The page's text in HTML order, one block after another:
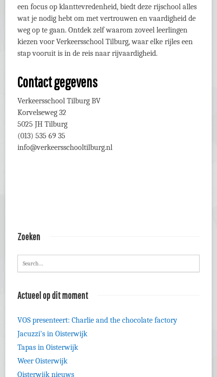
een focus op klanttevredenheid, biedt deze rijschool alles
wat je nodig hebt om met vertrouwen en vaardigheid de
weg op te gaan. Ontdek zelf waarom zoveel leerlingen
kiezen voor Verkeersschool Tilburg, waar elke rijles een
stap vooruit is in de reis naar rijvaardigheid.
Contact gegevens
Verkeersschool Tilburg BV
Korvelseweg 32
5025 JH Tilburg
(013) 535 69 35
info@verkeersschooltilburg.nl
Zoeken
Actueel op dit moment
VOS presenteert: Charlie and the chocolate factory
Jacuzzi's in Oisterwijk
Tapas in Oisterwijk
Weer Oisterwijk
Oisterwijk nieuws